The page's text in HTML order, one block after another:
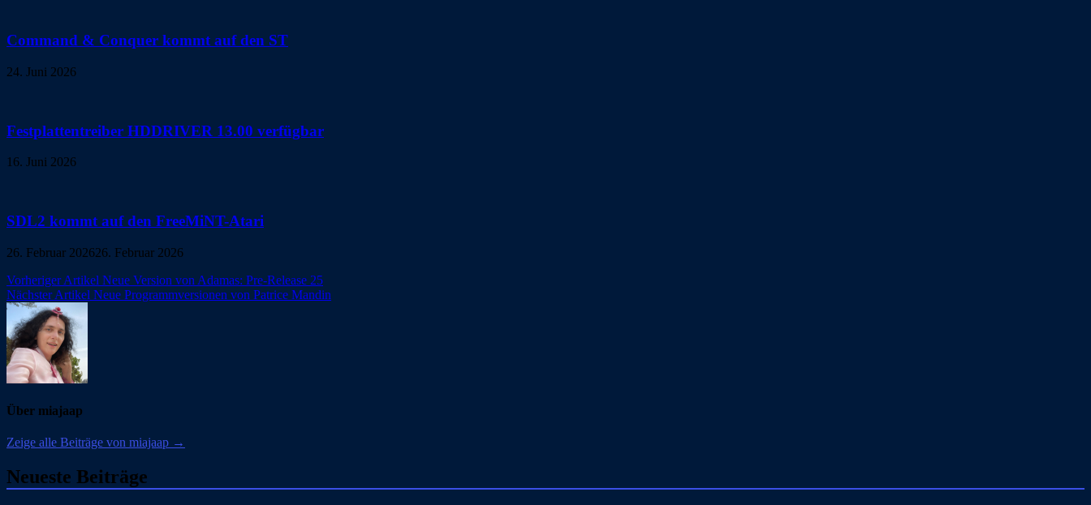
Command & Conquer kommt auf den ST
24. Juni 2026
Festplattentreiber HDDRIVER 13.00 verfügbar
16. Juni 2026
SDL2 kommt auf den FreeMiNT-Atari
26. Februar 202626. Februar 2026
Beitragsnavigation
Vorheriger Artikel Neue Version von Adamas: Pre-Release 25
Nächster Artikel Neue Programmversionen von Patrice Mandin
Über miajaap
Zeige alle Beiträge von miajaap →
Neueste Beiträge